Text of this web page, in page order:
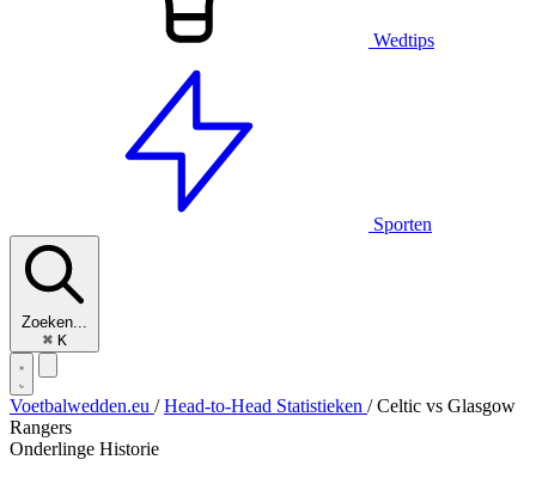
Wedtips
Sporten
Zoeken...
⌘ K
Voetbalwedden.eu / Head-to-Head Statistieken / Celtic vs Glasgow
Rangers
Onderlinge Historie